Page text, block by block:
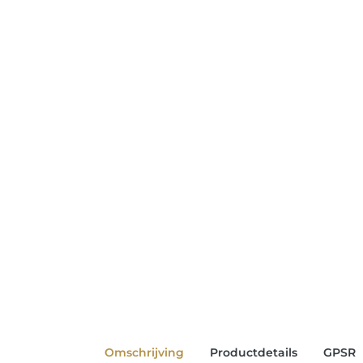
Omschrijving Productdetails GPSR